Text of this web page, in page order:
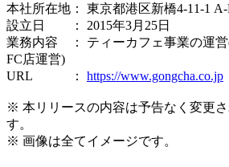
本社所在地： 東京都港区新橋4-11-1
設立日 ： 2015年3月25日
業務内容 ： ティーカフェ事業の運営
FC店運営)
URL ： https://www.gongcha.co.jp
※ 本リリースの内容は予告なく変更
す。
※ 画像は全てイメージです。